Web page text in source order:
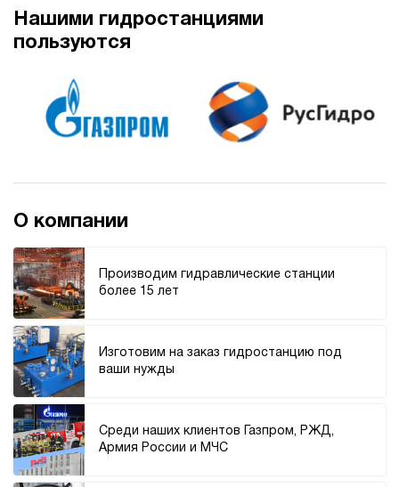
Нашими гидростанциями
пользуются
О компании
Производим гидравлические станции
более 15 лет
Изготовим на заказ гидростанцию под
ваши нужды
Среди наших клиентов Газпром, РЖД,
Армия России и МЧС